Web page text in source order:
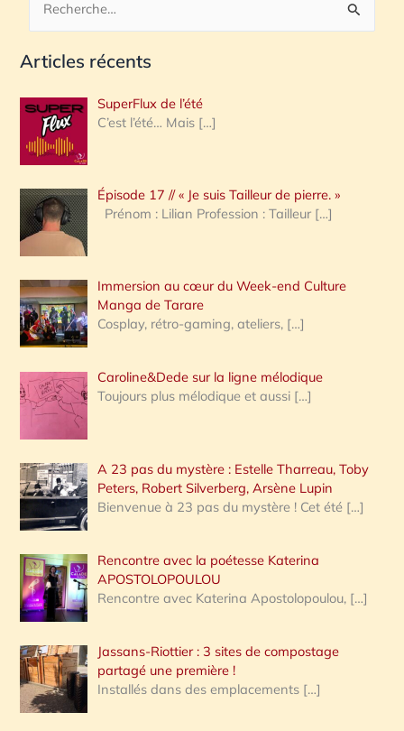
c
e
r
c
h
e
:
Articles récents
SuperFlux de l’été
C’est l’été… Mais […]
Épisode 17 // « Je suis Tailleur de pierre. »
Prénom : Lilian Profession : Tailleur […]
Immersion au cœur du Week-end Culture
Manga de Tarare
Cosplay, rétro-gaming, ateliers, […]
Caroline&Dede sur la ligne mélodique
Toujours plus mélodique et aussi […]
A 23 pas du mystère : Estelle Tharreau, Toby
Peters, Robert Silverberg, Arsène Lupin
Bienvenue à 23 pas du mystère ! Cet été […]
Rencontre avec la poétesse Katerina
APOSTOLOPOULOU
Rencontre avec Katerina Apostolopoulou, […]
Jassans-Riottier : 3 sites de compostage
partagé une première !
Installés dans des emplacements […]